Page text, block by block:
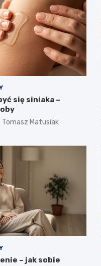
się siniaka –
Tomasz Matusiak
– jak sobie